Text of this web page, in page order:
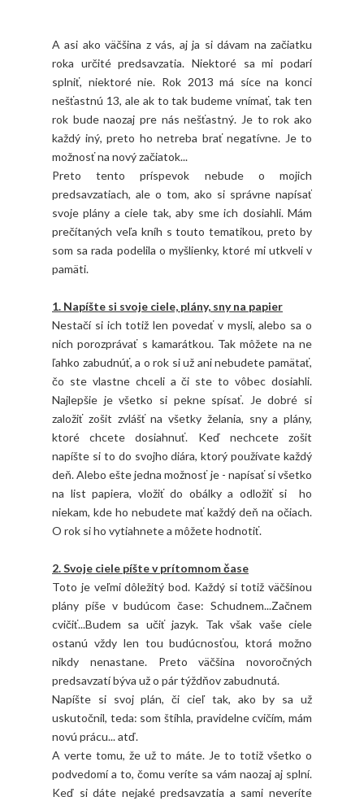
A asi ako väčšina z vás, aj ja si dávam na začiatku
roka určité predsavzatia. Niektoré sa mi podarí
splniť, niektoré nie. Rok 2013 má síce na konci
nešťastnú 13, ale ak to tak budeme vnímať, tak ten
rok bude naozaj pre nás nešťastný. Je to rok ako
každý iný, preto ho netreba brať negatívne. Je to
možnosť na nový začiatok...
Preto tento príspevok nebude o mojich
predsavzatiach, ale o tom, ako si správne napísať
svoje plány a ciele tak, aby sme ich dosiahli. Mám
prečítaných veľa kníh s touto tematikou, preto by
som sa rada podelila o myšlienky, ktoré mi utkveli v
pamäti.
1. Napíšte si svoje ciele, plány, sny na papier
Nestačí si ich totiž len povedať v mysli, alebo sa o
nich porozprávať s kamarátkou. Tak môžete na ne
ľahko zabudnúť, a o rok si už ani nebudete pamätať,
čo ste vlastne chceli a či ste to vôbec dosiahli.
Najlepšie je všetko si pekne spísať. Je dobré si
založiť zošit zvlášť na všetky želania, sny a plány,
ktoré chcete dosiahnuť. Keď nechcete zošit
napíšte si to do svojho diára, ktorý používate každý
deň. Alebo ešte jedna možnosť je - napísať si všetko
na list papiera, vložiť do obálky a odložiť si ho
niekam, kde ho nebudete mať každý deň na očiach.
O rok si ho vytiahnete a môžete hodnotiť.
2. Svoje ciele píšte v prítomnom čase
Toto je veľmi dôležitý bod. Každý si totiž väčšinou
plány píše v budúcom čase: Schudnem...Začnem
cvičiť...Budem sa učiť jazyk. Tak však vaše ciele
ostanú vždy len tou budúcnosťou, ktorá možno
nikdy nenastane. Preto väčšina novoročných
predsavzatí býva už o pár týždňov zabudnutá.
Napíšte si svoj plán, či cieľ tak, ako by sa už
uskutočnil, teda: som štíhla, pravidelne cvičím, mám
novú prácu... atď.
A verte tomu, že už to máte. Je to totiž všetko o
podvedomí a to, čomu veríte sa vám naozaj aj splní.
Keď si dáte nejaké predsavzatia a sami neveríte